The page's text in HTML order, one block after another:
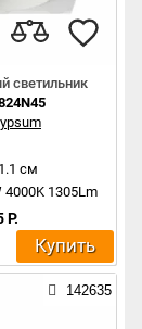
светильник
см
4000K 1305Lm
Р.
Купить
142635